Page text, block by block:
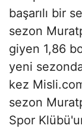
başarılı bir
sezon
giyen 1,86
yeni
kez
sezon
Spor